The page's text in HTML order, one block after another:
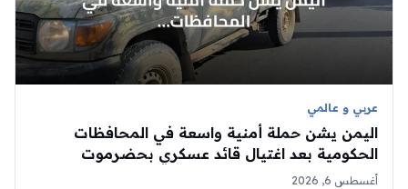
عربي و عالمي
اليمن يشن حملة أمنية واسعة في المحافظات
الحكومية بعد اغتيال قائد عسكري بحضرموت
أغسطس 6, 2026